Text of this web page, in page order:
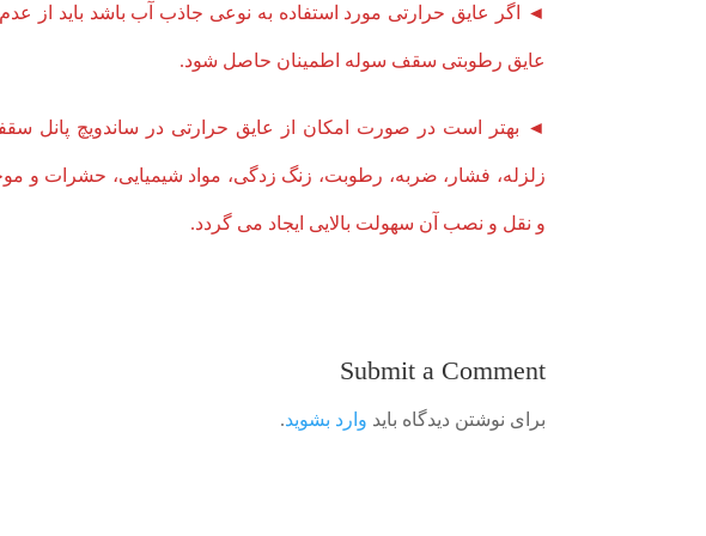
◄ اگر عایق حرارتی مورد استفاده به نوعی جاذب آب باشد باید
عایق رطوبتی سقف سوله اطمینان حاصل شود.
◄ بهتر است در صورت امکان از عایق حرارتی در ساندویچ پانل سقفی
زلزله، فشار، ضربه، رطوبت، زنگ زدگی، مواد شیمیایی، حشرات و
و نقل و نصب آن سهولت بالایی ایجاد می گردد.
Submit a Comment
برای نوشتن دیدگاه باید وارد بشوید.